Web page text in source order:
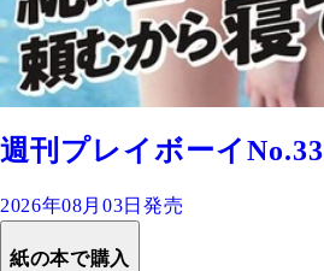
週刊プレイボーイNo.33
2026年08月03日発売
紙の本で購入